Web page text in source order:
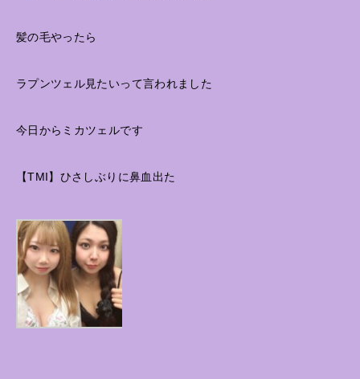
髪の毛やったら
ラプンツェル見たいって言われました
今日からミカツェルです
【TMI】ひさしぶりに鼻血出た